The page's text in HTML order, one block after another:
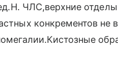
ЧЛС,верхние
конкрементов не